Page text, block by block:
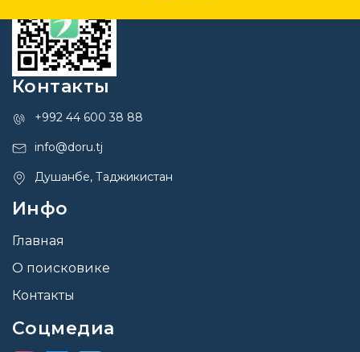
Контакты
+992 44 600 38 88
info@doru.tj
Душанбе, Таджикистан
Инфо
Главная
О поисковике
Контакты
Соцмедиа